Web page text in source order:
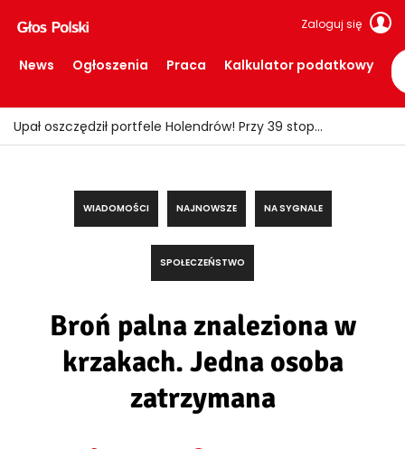
Zaloguj się
News Ogłoszenia Praca Kalkulator podatkowy
Upał oszczędził portfele Holendrów! Przy 39 stopniach wydawali wyraźnie mniej
WIADOMOŚCI NAJNOWSZE NA SYGNALE
SPOŁECZEŃSTWO
Broń palna znaleziona w
krzakach. Jedna osoba
zatrzymana